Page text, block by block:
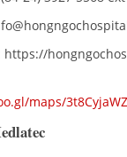
https://
maps/